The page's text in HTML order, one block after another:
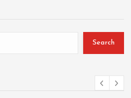
Search